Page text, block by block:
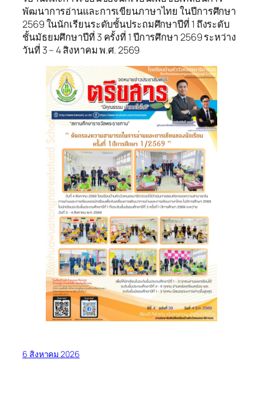
พัฒนาการอ่านและการเขียนภาษาไทย ในปีการศึกษา
2569 ในนักเรียนระดับชั้นประถมศึกษาปีที่ 1 ถึงระดับ
ชั้นมัธยมศึกษาปีที่ 3 ครั้งที่ 1 ปีการศึกษา 2569 ระหว่าง
วันที่ 3 – 4 สิงหาคม พ.ศ. 2569
6 สิงหาคม 2026